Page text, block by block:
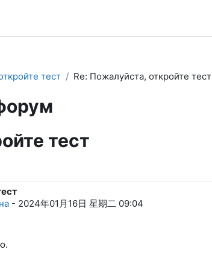
тест Re: Пожалуйста, откройте тест
тест
- 2024年01月16日 星期二 09:04